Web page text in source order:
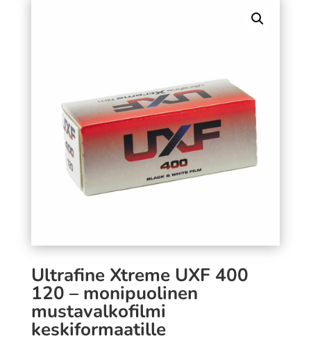
Ultrafine Xtreme UXF 400
120 – monipuolinen
mustavalkofilmi
keskiformaatille